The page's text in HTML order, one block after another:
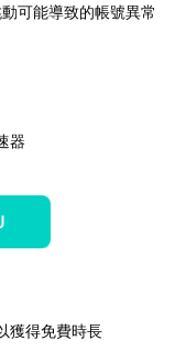
可能導致的帳號異常
器
獲得免費時長